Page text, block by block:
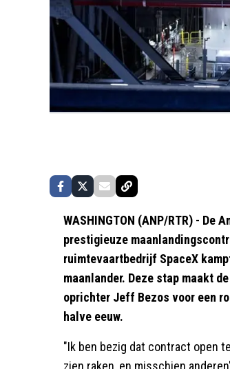
WASHINGTON (ANP/RTR) -
prestigieuze
ruimtevaartbedrijf SpaceX
maanlander. Deze stap maakt
oprichter Jeff Bezos voor een
halve eeuw.
"Ik ben bezig dat contract open
zien raken, en misschien